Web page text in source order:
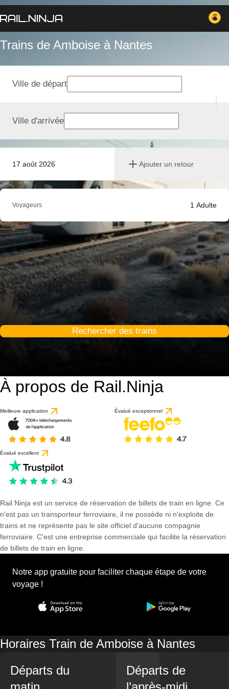
Trains de Amboise à Nantes
17 août 2026 Ajouter un retour
Ville de départ
Ville d'arrivée
Voyageurs 1 Adulte
Rechercher des trains
À propos de Rail.Ninja
Meilleure application Évalué exceptionnel
Évalué excellent
Rail Ninja est un service de réservation de billets de train en ligne. Ce
n'est pas un transporteur ferroviaire, il ne possède ni n'exploite de
trains et ne représente pas le site officiel d'aucune compagnie
ferroviaire. C'est une entreprise commerciale qui facilite la réservation
de billets de train en ligne.
Notre app gratuite pour faciliter chaque étape de votre
voyage !
Horaires Train de Amboise à Nantes
Départs du
Départs de